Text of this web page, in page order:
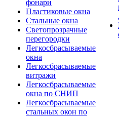
фонари
Пластиковые окна
Стальные окна
Светопрозрачные
перегородки
Легкосбрасываемые
окна
Легкосбрасываемые
витражи
Легкосбрасываемые
окна по СНИП
Легкосбрасываемые
стальных окон по